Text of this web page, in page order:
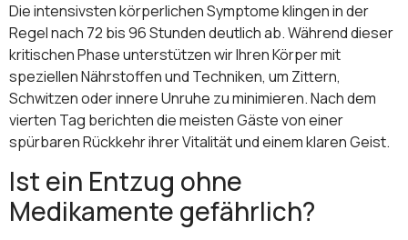
Die intensivsten körperlichen Symptome klingen in der
Regel nach 72 bis 96 Stunden deutlich ab. Während dieser
kritischen Phase unterstützen wir Ihren Körper mit
speziellen Nährstoffen und Techniken, um Zittern,
Schwitzen oder innere Unruhe zu minimieren. Nach dem
vierten Tag berichten die meisten Gäste von einer
spürbaren Rückkehr ihrer Vitalität und einem klaren Geist.
Ist ein Entzug ohne
Medikamente gefährlich?